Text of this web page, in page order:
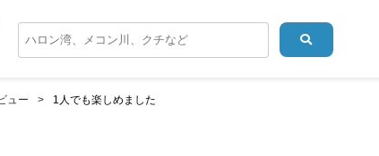
ュー 1人でも楽しめました